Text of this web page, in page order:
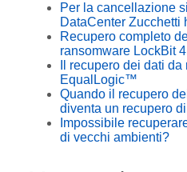
Per la cancellazione
DataCenter Zucchetti
Recupero completo
ransomware LockBit
Il recupero dei dati
EqualLogic™
Quando il recupero
diventa un recupero
Impossibile
di vecchi ambienti?